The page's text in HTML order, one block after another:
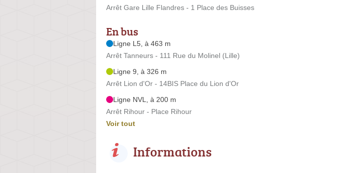
Arrêt Gare Lille Flandres - 1 Place des Buisses
En bus
Ligne L5, à 463 m
Arrêt Tanneurs - 111 Rue du Molinel (Lille)
Ligne 9, à 326 m
Arrêt Lion d'Or - 14BIS Place du Lion d'Or
Ligne NVL, à 200 m
Arrêt Rihour - Place Rihour
Voir tout
Informations